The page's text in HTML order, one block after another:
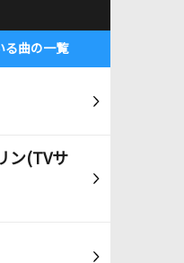
る曲の一覧
ン(TVサ